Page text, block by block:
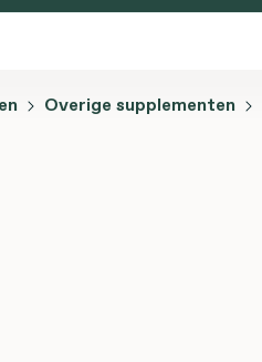
Overige supplementen